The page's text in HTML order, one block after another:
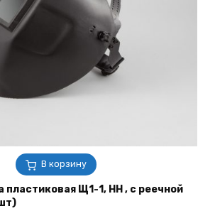
В корзину
пластиковая Щ1-1, НН , с реечной